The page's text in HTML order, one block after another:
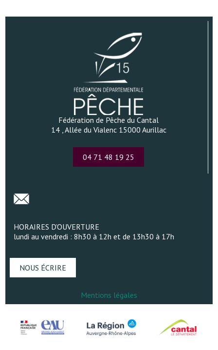
Fédération de Pêche du Cantal
14 , Allée du Vialenc 15000 Aurillac
04 71 48 19 25
HORAIRES D’OUVERTURE
lundi au vendredi : 8h30 à 12h et de 13h30 à 17h
NOUS ÉCRIRE
Mentions légales